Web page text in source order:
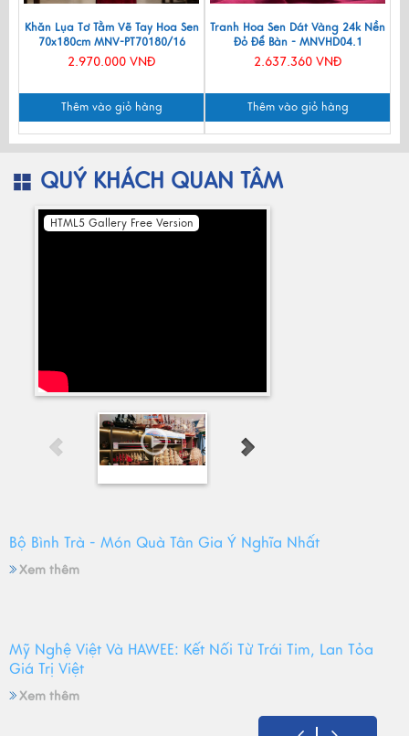
Khăn Lụa Tơ Tằm Vẽ Tay Hoa Sen
70x180cm MNV-PT70180/16
2.970.000 VNĐ
Thêm vào giỏ hàng
Tranh Hoa Sen Dát Vàng 24k Nền
Đỏ Để Bàn - MNVHD04.1
2.637.360 VNĐ
Thêm vào giỏ hàng
QUÝ KHÁCH QUAN TÂM
HTML5 Gallery Free Version
Bộ Bình Trà - Món Quà Tân Gia Ý Nghĩa Nhất
Xem thêm
Mỹ Nghệ Việt Và HAWEE: Kết Nối Từ Trái Tim, Lan Tỏa
Giá Trị Việt
Xem thêm